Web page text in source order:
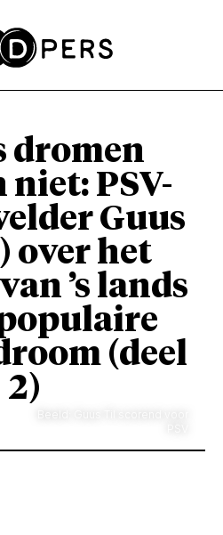
dromen
niet: PSV-
Guus
over het
’s lands
(deel
2)